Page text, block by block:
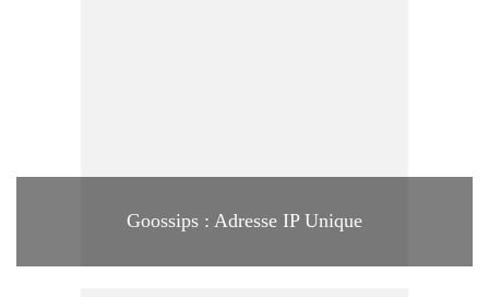
Goossips : Adresse IP Unique